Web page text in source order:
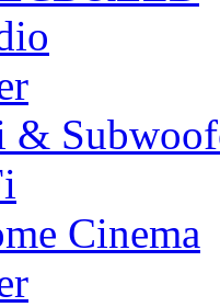
&
Cinema